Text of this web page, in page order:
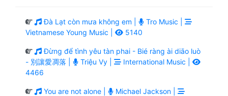
Đà Lạt còn mưa không em |
Tro Music |
Vietnamese Young Music |
5140
Đừng để tình yêu tàn phai - Bié ràng ài diāo luò
- 別讓愛凋落 |
Triệu Vy |
International Music |
4466
You are not alone |
Michael Jackson |